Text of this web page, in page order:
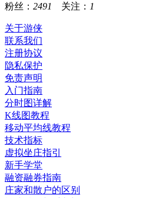
粉丝： 2491 关注： 1
关于游侠
联系我们
注册协议
隐私保护
免责声明
入门指南
分时图详解
K线图教程
移动平均线教程
技术指标
虚拟坐庄指引
新手学堂
融资融券指南
庄家和散户的区别